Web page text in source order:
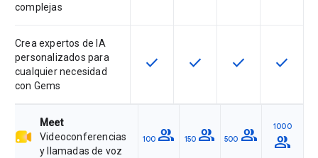
complejas
Crea expertos de IA
personalizados para
cualquier necesidad
con Gems
Esta función está disponible en
check Esta función está
check Esta función
check Esta
check
Meet
Videoconferencias
y llamadas de voz
100 group 150 group 500 group 1000
group